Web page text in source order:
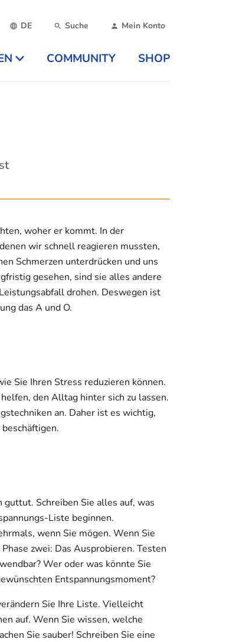
DE Suche Mein Konto
COMMUNITY SHOP
woher er kommt. In der
wir schnell reagieren mussten,
Schmerzen unterdrücken und uns
gesehen, sind sie alles andere
drohen. Deswegen ist
das A und O.
Sie Ihren Stress reduzieren können.
den Alltag hinter sich zu lassen.
an. Daher ist es wichtig,
Schreiben Sie alles auf, was
Liste beginnen.
wenn Sie mögen. Wenn Sie
zwei: Das Ausprobieren. Testen
Wer oder was könnte Sie
Entspannungsmoment?
Sie Ihre Liste. Vielleicht
auf. Wenn Sie wissen, welche
Sie sauber! Schreiben Sie eine